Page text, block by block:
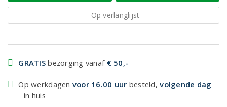
Op verlanglijst
GRATIS bezorging vanaf € 50,-
Op werkdagen voor 16.00 uur besteld,volgende dag
in huis